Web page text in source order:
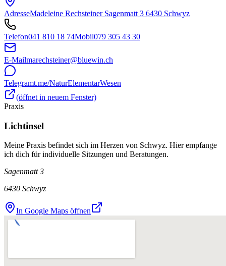
AdresseMadeleine Rechsteiner Sagenmatt 3 6430 Schwyz
Telefon041 810 18 74Mobil079 305 43 30
E-Mailmarechsteiner@bluewin.ch
Telegramt.me/NaturElementarWesen
(öffnet in neuem Fenster)
Praxis
Lichtinsel
Meine Praxis befindet sich im Herzen von Schwyz. Hier empfange
ich dich für individuelle Sitzungen und Beratungen.
Sagenmatt 3
6430 Schwyz
In Google Maps öffnen